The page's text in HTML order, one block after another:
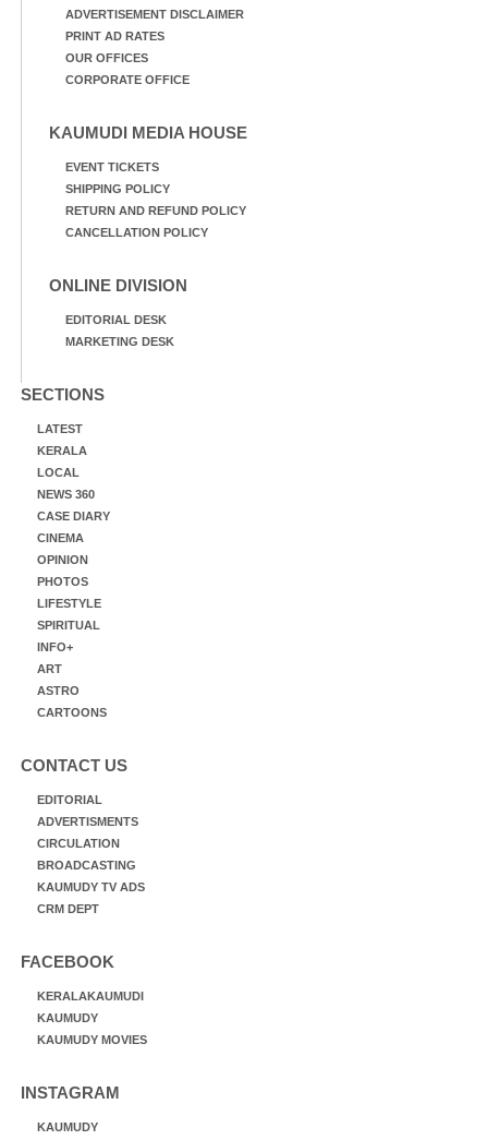
ADVERTISEMENT DISCLAIMER
PRINT AD RATES
OUR OFFICES
CORPORATE OFFICE
KAUMUDI MEDIA HOUSE
EVENT TICKETS
SHIPPING POLICY
RETURN AND REFUND POLICY
CANCELLATION POLICY
ONLINE DIVISION
EDITORIAL DESK
MARKETING DESK
SECTIONS
LATEST
KERALA
LOCAL
NEWS 360
CASE DIARY
CINEMA
OPINION
PHOTOS
LIFESTYLE
SPIRITUAL
INFO+
ART
ASTRO
CARTOONS
CONTACT US
EDITORIAL
ADVERTISMENTS
CIRCULATION
BROADCASTING
KAUMUDY TV ADS
CRM DEPT
FACEBOOK
KERALAKAUMUDI
KAUMUDY
KAUMUDY MOVIES
INSTAGRAM
KAUMUDY